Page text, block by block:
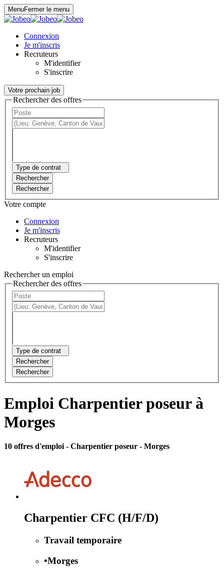
MenuFermer le menu
Connexion
Je m'inscris
Recruteurs
M'identifier
S'inscrire
Votre prochain job
Rechercher des offres
Type de contrat
Rechercher
Rechercher
Votre compte
Connexion
Je m'inscris
Recruteurs
M'identifier
S'inscrire
Rechercher un emploi
Rechercher des offres
Type de contrat
Rechercher
Rechercher
Emploi Charpentier poseur à
Morges
10 offres d'emploi - Charpentier poseur - Morges
Charpentier CFC (H/F/D)
Travail temporaire
•Morges
Panneau de gestion des cookies